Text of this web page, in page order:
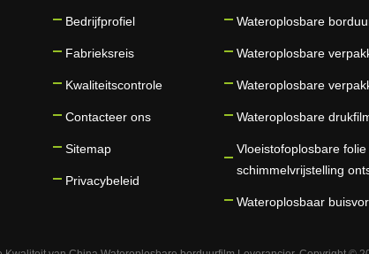
Bedrijfprofiel
Fabrieksreis
Kwaliteitscontrole
Contacteer ons
Sitemap
Privacybeleid
Wateroplosbare
Wateroplosbare
Wateroplosbare
Wateroplosbare
Vloeistofoplosbare
schimmelvrijstelling
Wateroplosbaar